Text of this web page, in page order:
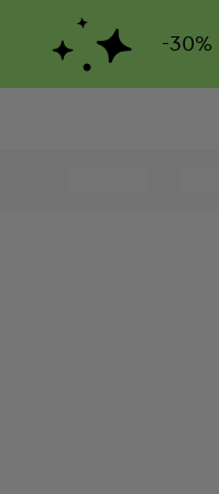
-30%